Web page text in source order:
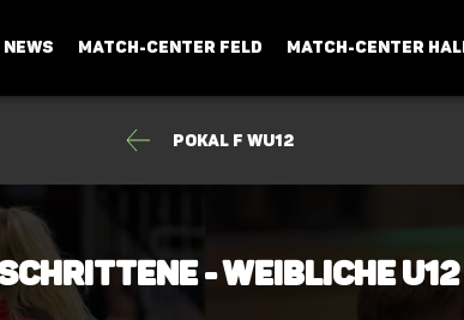
NEWS MATCH-CENTER FELD MATCH-CENTER
Pokal F wU12
- weibliche